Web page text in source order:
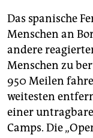
Das spanische
Menschen an
andere
Menschen zu
950 Meilen
weitesten
einer
Camps. Die